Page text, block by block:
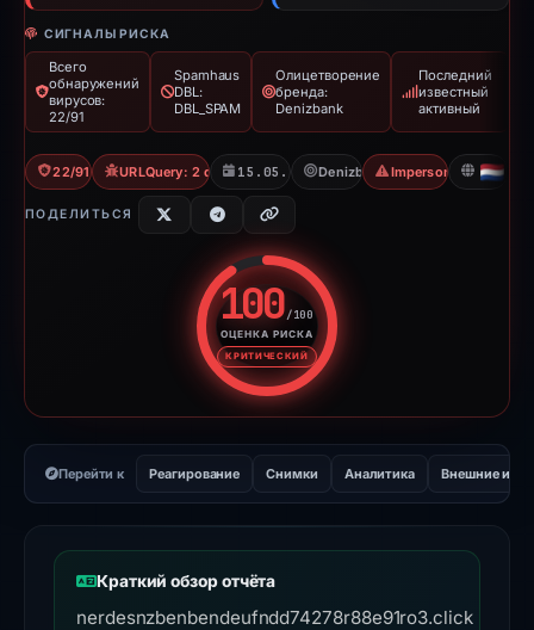
СИГНАЛЫ РИСКА
Всего
обнаружений
вирусов:
22/91
Spamhaus
DBL:
DBL_SPAM
Олицетворение
бренда:
Denizbank
Последний
известный
активный
22/91 VT URLQuery: 2 detections15.05.2026Denizbank Impersonation
ПОДЕЛИТЬСЯ
100/100
ОЦЕНКА РИСКА
КРИТИЧЕСКИЙ
Оценка риска: 100 из 100.
Перейти к Реагирование Снимки Аналитика Внешние
Краткий обзор отчёта
nerdesnzbenbendeufndd74278r88e91ro3.click